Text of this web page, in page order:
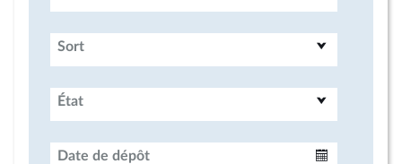
Sort
État
Date de dépôt